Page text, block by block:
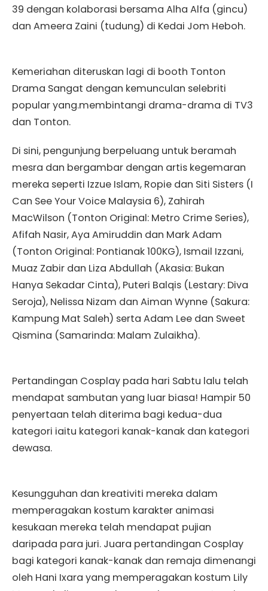
39 dengan kolaborasi bersama Alha Alfa (gincu)
dan Ameera Zaini (tudung) di Kedai Jom Heboh.
Kemeriahan diteruskan lagi di booth Tonton
Drama Sangat dengan kemunculan selebriti
popular yang.membintangi drama-drama di TV3
dan Tonton.
Di sini, pengunjung berpeluang untuk beramah
mesra dan bergambar dengan artis kegemaran
mereka seperti Izzue Islam, Ropie dan Siti Sisters (I
Can See Your Voice Malaysia 6), Zahirah
MacWilson (Tonton Original: Metro Crime Series),
Afifah Nasir, Aya Amiruddin dan Mark Adam
(Tonton Original: Pontianak 100KG), Ismail Izzani,
Muaz Zabir dan Liza Abdullah (Akasia: Bukan
Hanya Sekadar Cinta), Puteri Balqis (Lestary: Diva
Seroja), Nelissa Nizam dan Aiman Wynne (Sakura:
Kampung Mat Saleh) serta Adam Lee dan Sweet
Qismina (Samarinda: Malam Zulaikha).
Pertandingan Cosplay pada hari Sabtu lalu telah
mendapat sambutan yang luar biasa! Hampir 50
penyertaan telah diterima bagi kedua-dua
kategori iaitu kategori kanak-kanak dan kategori
dewasa.
Kesungguhan dan kreativiti mereka dalam
memperagakan kostum karakter animasi
kesukaan mereka telah mendapat pujian
daripada para juri. Juara pertandingan Cosplay
bagi kategori kanak-kanak dan remaja dimenangi
oleh Hani Ixara yang memperagakan kostum Lily